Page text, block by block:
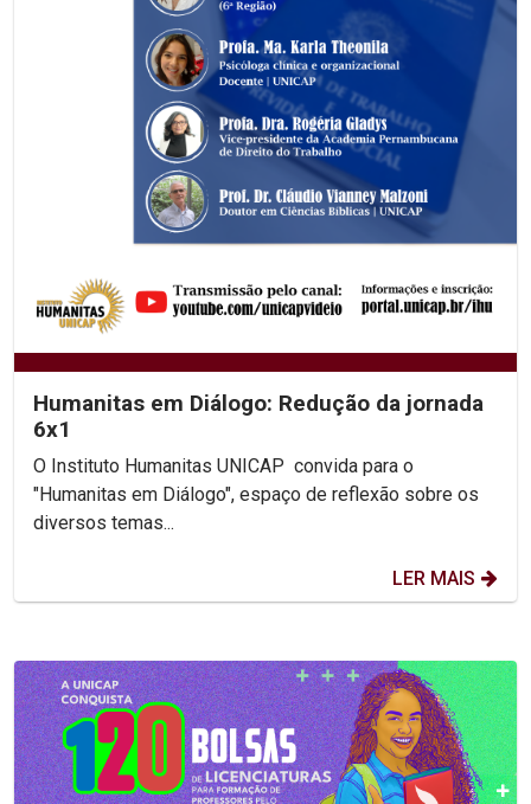
Humanitas em Diálogo: Redução da jornada
6x1
O Instituto Humanitas UNICAP convida para o
"Humanitas em Diálogo", espaço de reflexão sobre os
diversos temas...
LER MAIS